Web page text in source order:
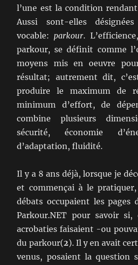
l’une est la condition
Aussi sont-elles
vocable:parkour.
parkour, se définit comme
moyens mis en oeuvre
résultat; autrement dit,
produire le maximum de
minimum d’effort, de
combine plusieurs
sécurité, économie
d’adaptation, fluidité.
Il y a 8 ans déjà, lorsque je
et commençai à le
débats occupaient les pages
Parkour.NET pour savoir
acrobaties faisaient -ou
du parkour(2). Il y en avait
venus, posaient la question